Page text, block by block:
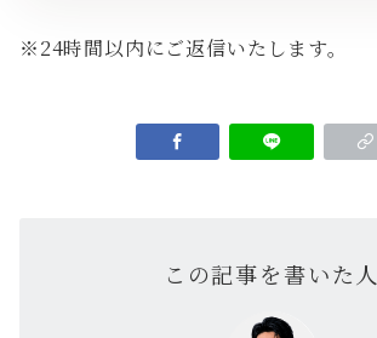
※24時間以内にご返信いたします。
この記事を書いた人